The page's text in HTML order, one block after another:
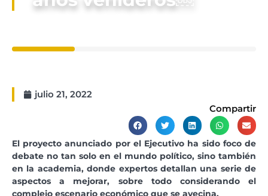
julio 21, 2022
Compartir
El proyecto anunciado por el Ejecutivo ha sido foco de
debate no tan solo en el mundo político, sino también
en la academia, donde expertos detallan una serie de
aspectos a mejorar, sobre todo considerando el
complejo escenario económico que se avecina.